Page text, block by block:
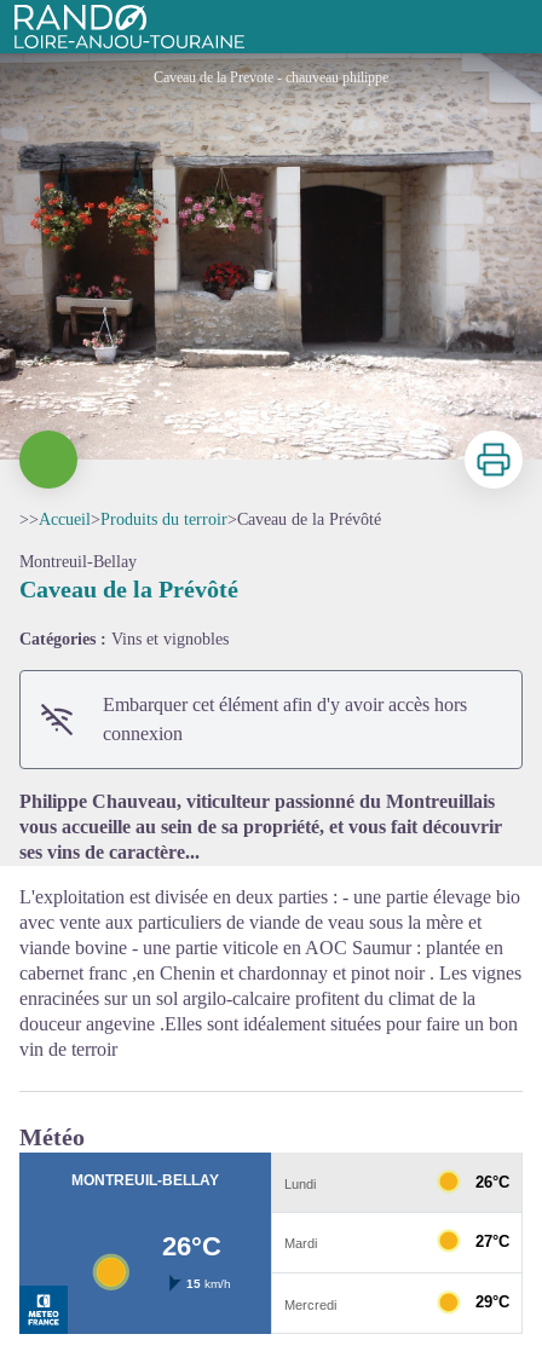
Rando Loire-Anjou-Touraine
Caveau de la Prévôté
Caveau de la Prevote - chauveau philippe
Voir l'image en plein écran
Imprimer
>>Accueil>Produits du terroir>Caveau de la Prévôté
Montreuil-Bellay
Caveau de la Prévôté
Catégories : Vins et vignobles
Embarquer cet élément afin d'y avoir accès hors
connexion
Philippe Chauveau, viticulteur passionné du Montreuillais
vous accueille au sein de sa propriété, et vous fait découvrir
ses vins de caractère...
L'exploitation est divisée en deux parties : - une partie élevage bio
avec vente aux particuliers de viande de veau sous la mère et
viande bovine - une partie viticole en AOC Saumur : plantée en
cabernet franc ,en Chenin et chardonnay et pinot noir . Les vignes
enracinées sur un sol argilo-calcaire profitent du climat de la
douceur angevine .Elles sont idéalement situées pour faire un bon
vin de terroir
Météo